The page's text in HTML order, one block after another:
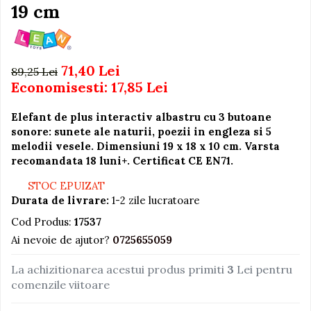
Jucarii de baie
Seturi de frumusete
Interactive, educative si
muzicale
Figurine
Ateliere si unelte
Blocuri de constructie
Covorase de dans
Creative
De plus
Electrocasnice si bucatarii
Fotolii gonflabile
Jocuri de indemanare
Ingrijire cosmetica mamici
Perioada Alaptarii
Pompe de san
Sisteme De Purtare
19 cm
89,25 Lei 71,40 Lei
Economisesti: 17,85 Lei
Elefant de plus interactiv albastru cu 3 butoane
sonore: sunete ale naturii, poezii in engleza si 5
melodii vesele. Dimensiuni 19 x 18 x 10 cm. Varsta
recomandata 18 luni+. Certificat CE EN71.
STOC EPUIZAT
Durata de livrare: 1-2 zile lucratoare
Cod Produs: 17537
Ai nevoie de ajutor? 0725655059
La achizitionarea acestui produs primiti 3 Lei pentru
comenzile viitoare